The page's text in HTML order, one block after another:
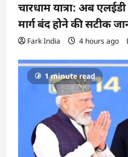
चारधाम यात्रा: अब
मार्ग बंद होने की सटीक
Fark India 4 hours ago
1 minute read